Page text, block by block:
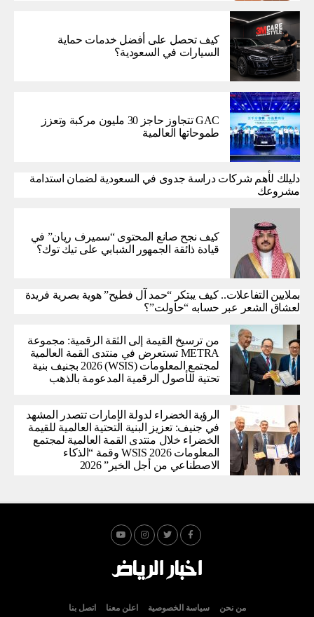
كيف تحصل على أفضل خدمات حماية
السيارات في السعودية؟
GAC تتجاوز حاجز 30 مليون مركبة وتعزز
طموحاتها العالمية
دليلك لأهم شركات دراسة جدوى في السعودية لضمان استدامة
مشروعك
كيف نجح صانع المحتوى “سميرف ريان” في
قيادة ذائقة الجمهور الشبابي على تيك توك؟
بملايين التفاعلات.. كيف يبتكر “حمد آل فطيح” هوية بصرية فريدة
لعشاق الشعر عبر حسابه “حاولت”؟
من ترسيخ القيمة إلى الثقة الرقمية: مجموعة
METRA تستعرض في منتدى القمة العالمية
لمجتمع المعلومات (WSIS) 2026 بجنيف بنية
تحتية للأصول الرقمية المدعومة بالذهب
الرؤية الخضراء لدولة الإمارات تتصدر المشهد
في جنيف: تعزيز البنية التحتية العالمية للقيمة
الخضراء خلال منتدى القمة العالمية لمجتمع
المعلومات WSIS 2026 وقمة “الذكاء
الاصطناعي من أجل الخير” 2026
من نحن سياسة الخصوصية اعلن معنا اتصل بنا